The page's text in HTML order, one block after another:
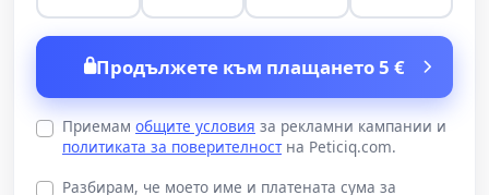
Продължете към плащането 5 €
Приемам общите условия за рекламни кампании и
политиката за поверителностна Peticiq.com.
Разбирам, че моето име и платената сума за